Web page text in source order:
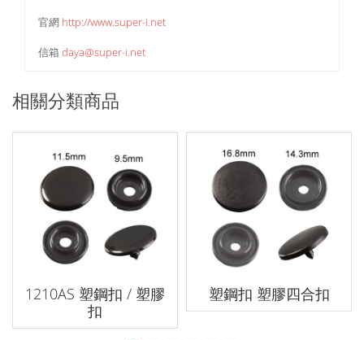
官網 http://www.super-i.net
信箱daya@super-i.net
相關分類商品
1210AS 塑鋼扣 / 塑膠
扣
塑鋼扣 塑膠四合扣